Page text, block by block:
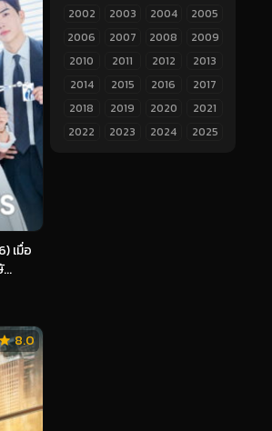
เมื่อ
8.0
2002
2003 2004
2005
2006
2007 2008
2009
2010
2011 2012
2013
2014
2015 2016
2017
2018
2019 2020
2021
2022
2023 2024 2025